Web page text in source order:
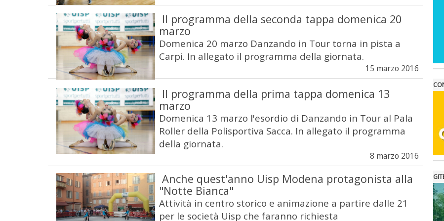
Il programma della seconda tappa domenica 20
marzo
Domenica 20 marzo Danzando in Tour torna in pista a
Carpi. In allegato il programma della giornata.
15 marzo 2016
Il programma della prima tappa domenica 13
marzo
Domenica 13 marzo l'esordio di Danzando in Tour al Pala
Roller della Polisportiva Sacca. In allegato il programma
della giornata.
8 marzo 2016
Anche quest'anno Uisp Modena protagonista alla
"Notte Bianca"
Attività in centro storico e animazione a partire dalle 21
per le società Uisp che faranno richiesta